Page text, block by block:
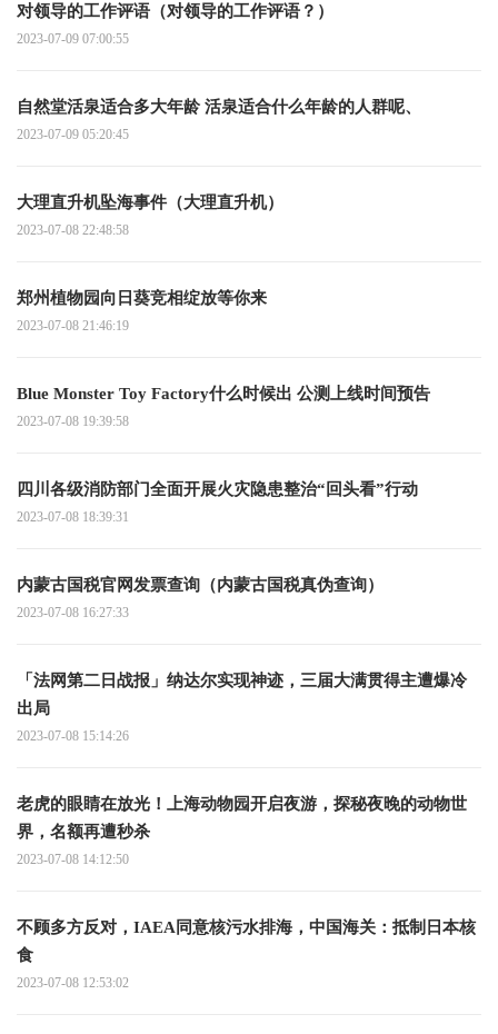
对领导的工作评语（对领导的工作评语？）
2023-07-09 07:00:55
自然堂活泉适合多大年龄 活泉适合什么年龄的人群呢、
2023-07-09 05:20:45
大理直升机坠海事件（大理直升机）
2023-07-08 22:48:58
郑州植物园向日葵竞相绽放等你来
2023-07-08 21:46:19
Blue Monster Toy Factory什么时候出 公测上线时间预告
2023-07-08 19:39:58
四川各级消防部门全面开展火灾隐患整治“回头看”行动
2023-07-08 18:39:31
内蒙古国税官网发票查询（内蒙古国税真伪查询）
2023-07-08 16:27:33
「法网第二日战报」纳达尔实现神迹，三届大满贯得主遭爆冷
出局
2023-07-08 15:14:26
老虎的眼睛在放光！上海动物园开启夜游，探秘夜晚的动物世
界，名额再遭秒杀
2023-07-08 14:12:50
不顾多方反对，IAEA同意核污水排海，中国海关：抵制日本核
食
2023-07-08 12:53:02